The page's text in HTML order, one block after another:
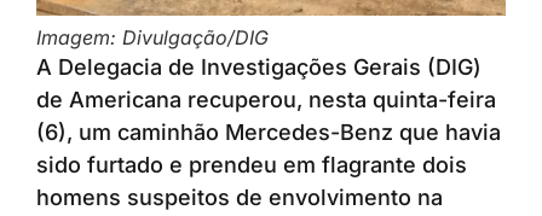
Imagem: Divulgação/DIG
A Delegacia de Investigações Gerais (DIG)
de Americana recuperou, nesta quinta-feira
(6), um caminhão Mercedes-Benz que havia
sido furtado e prendeu em flagrante dois
homens suspeitos de envolvimento na